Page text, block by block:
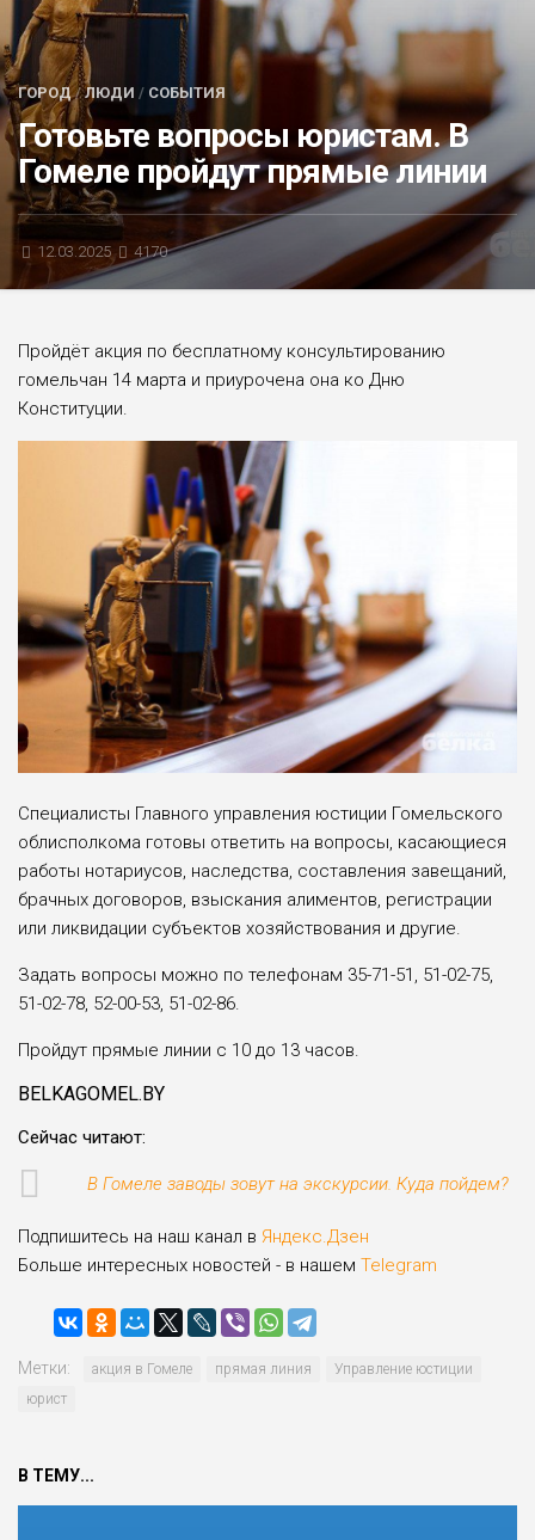
БЛИЦ-ОПРОС
АФИША
ГОРОД/ЛЮДИ / СОБЫТИЯ
Готовьте вопросы юристам. В
Гомеле пройдут прямые линии
12.03.2025 4170
Пройдёт акция по бесплатному консультированию
гомельчан 14 марта и приурочена она ко Дню
Конституции.
Специалисты Главного управления юстиции Гомельского
облисполкома готовы ответить на вопросы, касающиеся
работы нотариусов, наследства, составления завещаний,
брачных договоров, взыскания алиментов, регистрации
или ликвидации субъектов хозяйствования и другие.
Задать вопросы можно по телефонам 35-71-51, 51-02-75,
51-02-78, 52-00-53, 51-02-86.
Пройдут прямые линии с 10 до 13 часов.
BELKAGOMEL.BY
Сейчас читают:
В Гомеле заводы зовут на экскурсии. Куда пойдем?
Подпишитесь на наш канал в Яндекс.Дзен
Больше интересных новостей - в нашем Telegram
Метки: акция в Гомеле прямая линия
Управление юстиции
юрист
В ТЕМУ...